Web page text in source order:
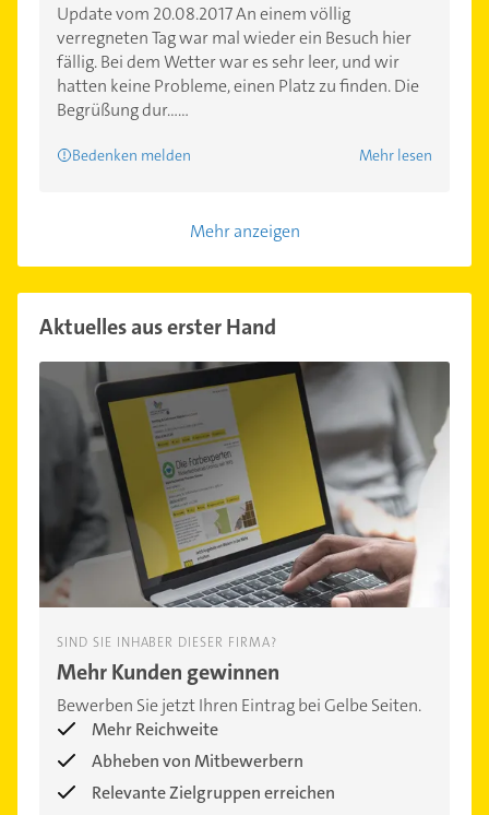
Update vom 20.08.2017 An einem völlig
verregneten Tag war mal wieder ein Besuch hier
fällig. Bei dem Wetter war es sehr leer, und wir
hatten keine Probleme, einen Platz zu finden. Die
Begrüßung dur......
Bedenken melden Mehr lesen
Mehr anzeigen
Aktuelles aus erster Hand
SIND SIE INHABER DIESER FIRMA?
Mehr Kunden gewinnen
Bewerben Sie jetzt Ihren Eintrag bei Gelbe Seiten.
Mehr Reichweite
Abheben von Mitbewerbern
Relevante Zielgruppen erreichen